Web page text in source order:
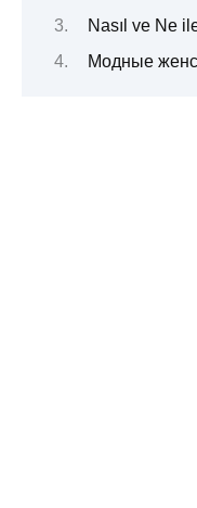
Nasıl ve Ne
Модные